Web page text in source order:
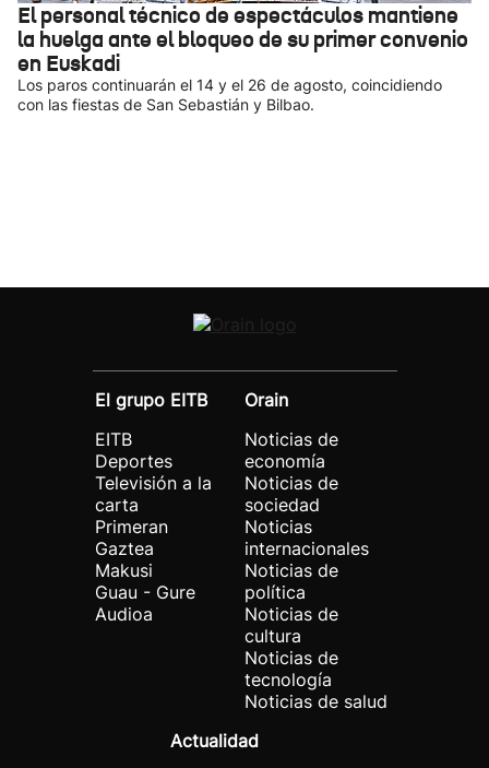
El personal técnico de espectáculos mantiene
la huelga ante el bloqueo de su primer convenio
en Euskadi
Los paros continuarán el 14 y el 26 de agosto, coincidiendo
con las fiestas de San Sebastián y Bilbao.
El grupo EITB
EITB
Deportes
Televisión a la
carta
Primeran
Gaztea
Makusi
Guau - Gure
Audioa
Orain
Noticias de
economía
Noticias de
sociedad
Noticias
internacionales
Noticias de
política
Noticias de
cultura
Noticias de
tecnología
Noticias de salud
Actualidad